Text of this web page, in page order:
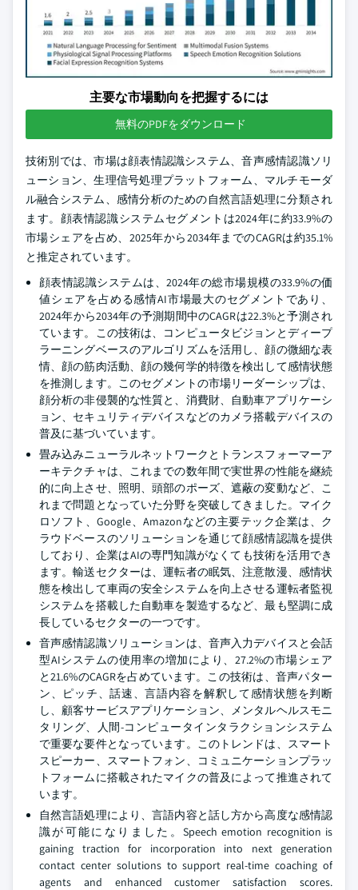
主要な市場動向を把握するには
無料のPDFをダウンロード
技術別では、市場は顔表情認識システム、音声感情認識ソリ
ューション、生理信号処理プラットフォーム、マルチモーダ
ル融合システム、感情分析のための自然言語処理に分類され
ます。顔表情認識システムセグメントは2024年に約33.9%の
市場シェアを占め、2025年から2034年までのCAGRは約35.1%
と推定されています。
顔表情認識システムは、2024年の総市場規模の33.9%の価
値シェアを占める感情AI市場最大のセグメントであり、
2024年から2034年の予測期間中のCAGRは22.3%と予測され
ています。この技術は、コンピュータビジョンとディープ
ラーニングベースのアルゴリズムを活用し、顔の微細な表
情、顔の筋肉活動、顔の幾何学的特徴を検出して感情状態
を推測します。このセグメントの市場リーダーシップは、
顔分析の非侵襲的な性質と、消費財、自動車アプリケーシ
ョン、セキュリティデバイスなどのカメラ搭載デバイスの
普及に基づいています。
畳み込みニューラルネットワークとトランスフォーマーア
ーキテクチャは、これまでの数年間で実世界の性能を継続
的に向上させ、照明、頭部のポーズ、遮蔽の変動など、こ
れまで問題となっていた分野を突破してきました。マイク
ロソフト、Google、Amazonなどの主要テック企業は、ク
ラウドベースのソリューションを通じて顔感情認識を提供
しており、企業はAIの専門知識がなくても技術を活用でき
ます。輸送セクターは、運転者の眠気、注意散漫、感情状
態を検出して車両の安全システムを向上させる運転者監視
システムを搭載した自動車を製造するなど、最も堅調に成
長しているセクターの一つです。
音声感情認識ソリューションは、音声入力デバイスと会話
型AIシステムの使用率の増加により、27.2%の市場シェア
と21.6%のCAGRを占めています。この技術は、音声パター
ン、ピッチ、話速、言語内容を解釈して感情状態を判断
し、顧客サービスアプリケーション、メンタルヘルスモニ
タリング、人間-コンピュータインタラクションシステム
で重要な要件となっています。このトレンドは、スマート
スピーカー、スマートフォン、コミュニケーションプラッ
トフォームに搭載されたマイクの普及によって推進されて
います。
自然言語処理により、言語内容と話し方から高度な感情認
識が可能になりました。Speech emotion recognition is
gaining traction for incorporation into next generation
contact center solutions to support real-time coaching of
agents and enhanced customer satisfaction scores.